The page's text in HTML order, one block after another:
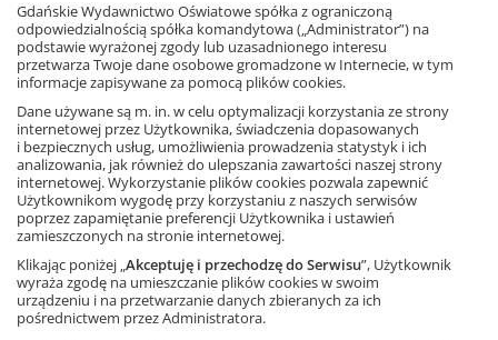
Ta strona używa plików cookies.
Akceptuję
Dowiedz się więcej
Gdańskie Wydawnictwo Oświatowe spółka z ograniczoną
odpowiedzialnością spółka komandytowa („Administrator”) na
podstawie wyrażonej zgody lub uzasadnionego interesu
przetwarza Twoje dane osobowe gromadzone w Internecie, w tym
informacje zapisywane za pomocą plików cookies.
Dane używane są m. in. w celu optymalizacji korzystania ze strony
internetowej przez Użytkownika, świadczenia dopasowanych
i bezpiecznych usług, umożliwienia prowadzenia statystyk i ich
analizowania, jak również do ulepszania zawartości naszej strony
internetowej. Wykorzystanie plików cookies pozwala zapewnić
Użytkownikom wygodę przy korzystaniu z naszych serwisów
poprzez zapamiętanie preferencji Użytkownika i ustawień
zamieszczonych na stronie internetowej.
Klikając poniżej „Akceptuję i przechodzę do Serwisu”, Użytkownik
wyraża zgodę na umieszczanie plików cookies w swoim
urządzeniu i na przetwarzanie danych zbieranych za ich
pośrednictwem przez Administratora.